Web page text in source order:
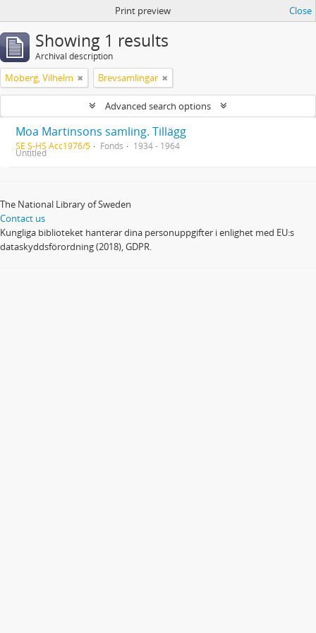
Print preview Close
Showing 1 results
Archival description
Moberg, Vilhelm Brevsamlingar
Advanced search options
Moa Martinsons samling. Tillägg
SE S-HS Acc1976/5 Fonds 1934 - 1964
Untitled
The National Library of Sweden
Contact us
Kungliga biblioteket hanterar dina personuppgifter i enlighet med EU:s
dataskyddsförordning (2018), GDPR.